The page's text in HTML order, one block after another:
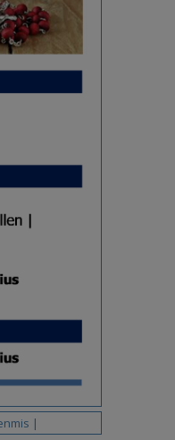
|